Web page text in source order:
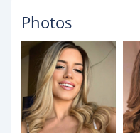
Photos